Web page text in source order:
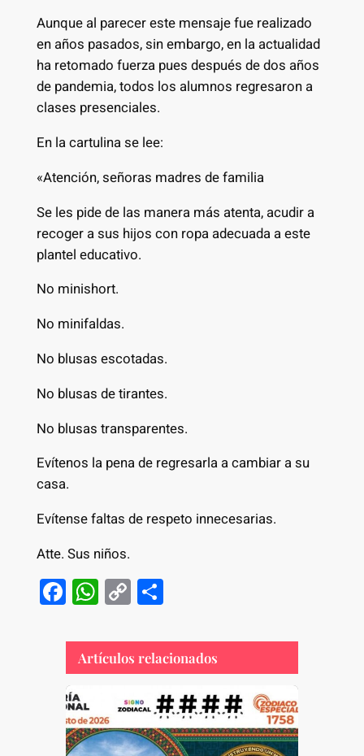
Aunque al parecer este mensaje fue realizado
en años pasados, sin embargo, en la actualidad
ha retomado fuerza pues después de dos años
de pandemia, todos los alumnos regresaron a
clases presenciales.
En la cartulina se lee:
«Atención, señoras madres de familia
Se les pide de las manera más atenta, acudir a
recoger a sus hijos con ropa adecuada a este
plantel educativo.
No minishort.
No minifaldas.
No blusas escotadas.
No blusas de tirantes.
No blusas transparentes.
Evítenos la pena de regresarla a cambiar a su
casa.
Evítense faltas de respeto innecesarias.
Atte. Sus niños.
F
a
c
e
b
o
o
W
h
at
s
p
p
C
o
p
y
Li
n
k
S
h
ar
e
Artículos relacionados